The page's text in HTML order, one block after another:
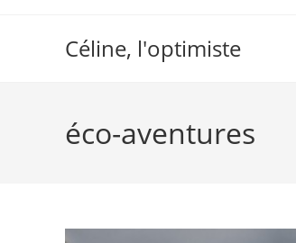
Céline, l'optimiste
éco-aventures